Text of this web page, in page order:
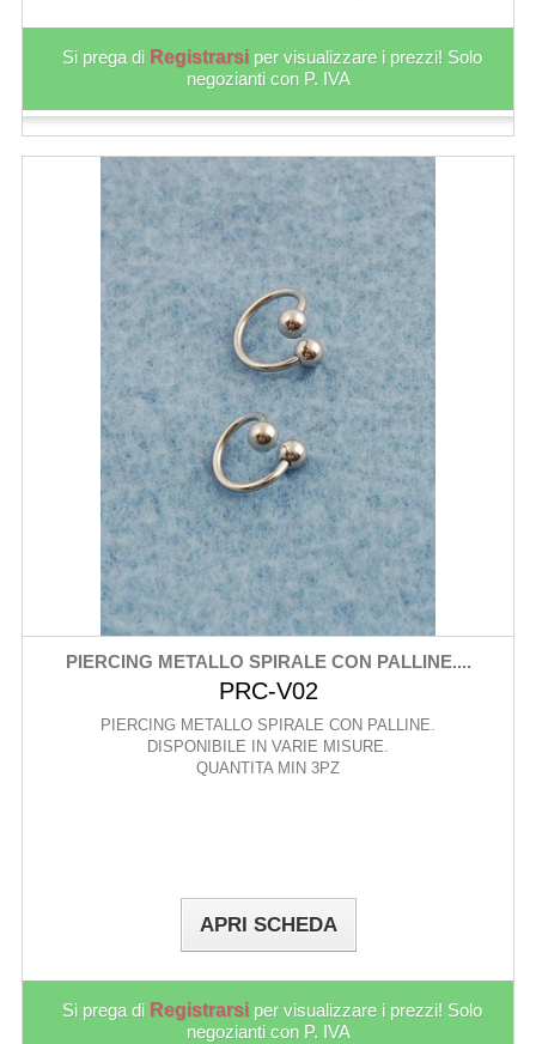
Si prega di Registrarsi per visualizzare i prezzi! Solo
negozianti con P. IVA
PIERCING METALLO SPIRALE CON PALLINE....
PRC-V02
PIERCING METALLO SPIRALE CON PALLINE.
DISPONIBILE IN VARIE MISURE.
QUANTITA MIN 3PZ
APRI SCHEDA
Si prega di Registrarsi per visualizzare i prezzi! Solo
negozianti con P. IVA